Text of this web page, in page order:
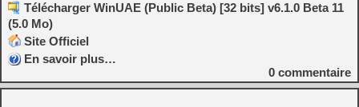
Télécharger WinUAE (Public Beta) [32 bits] v6.1.0 Beta 11
(5.0 Mo)
Site Officiel
En savoir plus…
0 commentaire